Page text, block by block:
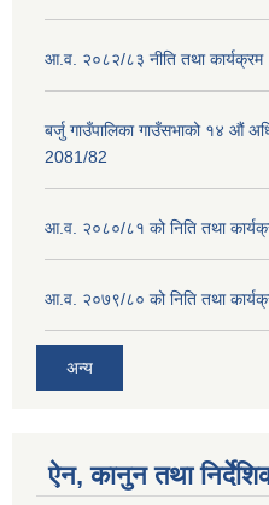
आ.व. २०८२/८३ नीति तथा कार्यक्रम
बर्जु गाउँपालिका गाउँसभाको १४ औं
2081/82
आ.व. २०८०/८१ को निति तथा
आ.व. २०७९/८० को निति तथा
अन्य
ऐन, कानुन तथा